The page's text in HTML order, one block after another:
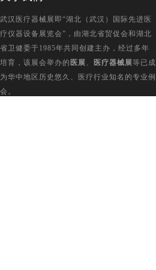
武汉医疗器械展即“湖北（武汉）国际先进医
疗仪器设备展览会”，由湖北省贸促会和湖北
省卫健委于1985年共同创建主办，经过多年
培育，该展会举办的 医展、 医疗器械展等已成
为华中地区历史悠久、医疗行业知名的专业例
会。